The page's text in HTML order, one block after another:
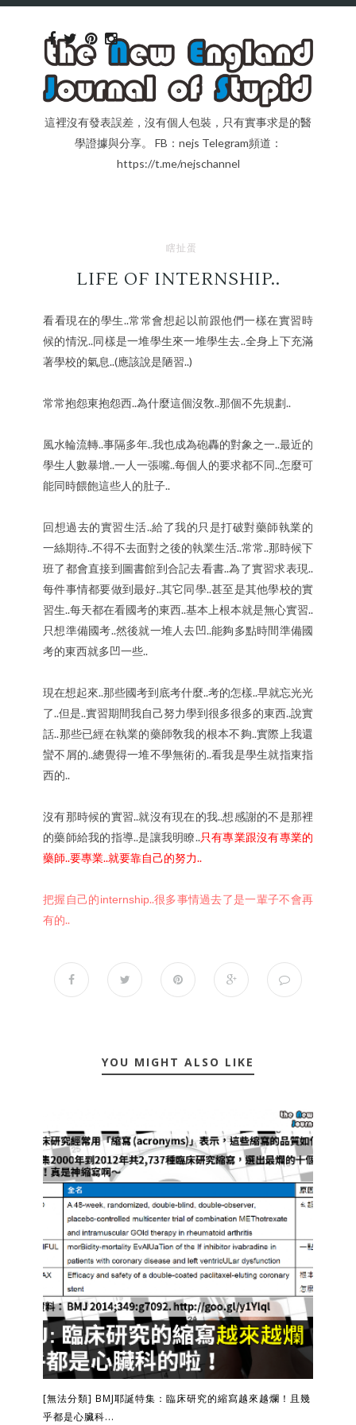
這裡沒有發表誤差，沒有個人包裝，只有實事求是的醫
學證據與分享。 FB：nejs Telegram頻道：
https://t.me/nejschannel
瞎扯蛋
LIFE OF INTERNSHIP..
看看現在的學生..常常會想起以前跟他們一樣在實習時
候的情況..同樣是一堆學生來一堆學生去..全身上下充滿
著學校的氣息..(應該說是陋習..)
常常抱怨東抱怨西..為什麼這個沒敎..那個不先規劃..
風水輪流轉..事隔多年..我也成為砲轟的對象之一..最近的
學生人數暴增..一人一張嘴..每個人的要求都不同..怎麼可
能同時餵飽這些人的肚子..
回想過去的實習生活..給了我的只是打破對藥師執業的
一絲期待..不得不去面對之後的執業生活..常常..那時候下
班了都會直接到圖書館到合記去看書..為了實習求表現..
每件事情都要做到最好..其它同學..甚至是其他學校的實
習生..每天都在看國考的東西..基本上根本就是無心實習..
只想準備國考..然後就一堆人去凹..能夠多點時間準備國
考的東西就多凹一些..
現在想起來..那些國考到底考什麼..考的怎樣..早就忘光光
了..但是..實習期間我自己努力學到很多很多的東西..說實
話..那些已經在執業的藥師敎我的根本不夠..實際上我還
蠻不屑的..總覺得一堆不學無術的..看我是學生就指東指
西的..
沒有那時候的實習..就沒有現在的我..想感謝的不是那裡
的藥師給我的指導..是讓我明瞭..只有專業跟沒有專業的
藥師..要專業..就要靠自己的努力..
把握自己的internship..很多事情過去了是一輩子不會再
有的..
YOU MIGHT ALSO LIKE
[無法分類] BMJ耶誕特集：臨床研究的縮寫越來越爛！且幾
乎都是心臟科...